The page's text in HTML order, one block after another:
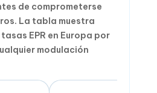
de comprometerse
La tabla muestra
EPR en Europa por
modulación